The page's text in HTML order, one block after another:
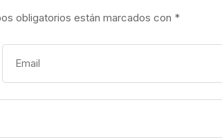
obligatorios están marcados con *